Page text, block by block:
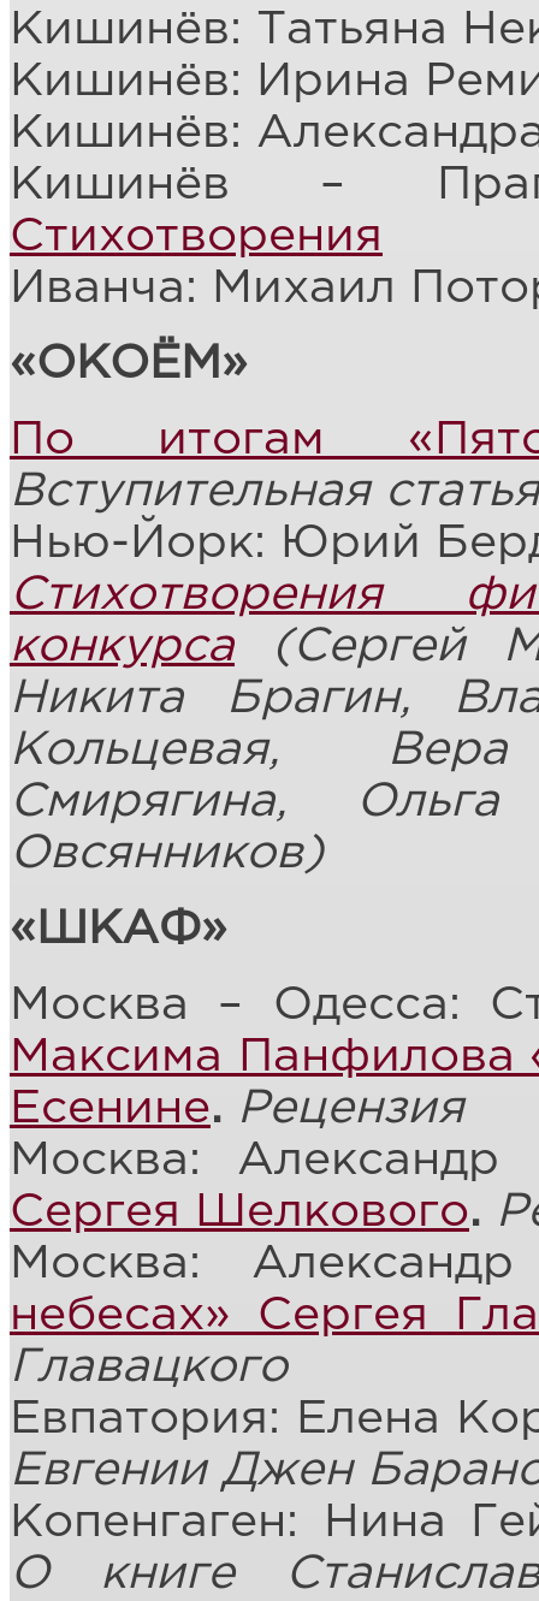
Кишинёв: Татьяна
Кишинёв: Ирина
Кишинёв:
Кишинёв –
Стихотворения
Иванча: Михаил
«ОКОЁМ»
По итогам
Вступительная статья
Нью-Йорк: Юрий
Стихотворения
конкурса (Сергей
Никита Брагин,
Кольцевая,
Смирягина, Ольга
Овсянников)
«ШКАФ»
Москва – Одесса:
Максима Панфилова
Есенине. Рецензия
Москва:
Сергея Шелкового.
Москва:
небесах» Сергея
Главацкого
Евпатория: Елена
Евгении Джен
Копенгаген: Нина
О книге